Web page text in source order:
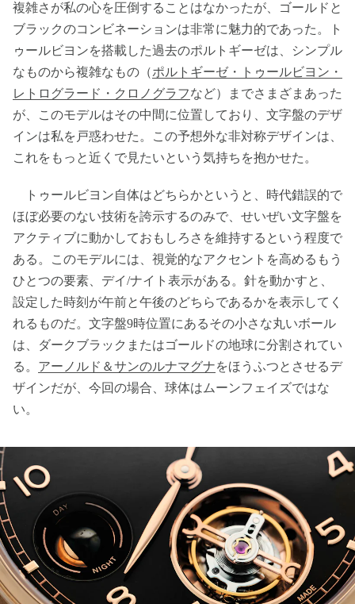
複雑さが私の心を圧倒することはなかったが、ゴールドと
ブラックのコンビネーションは非常に魅力的であった。ト
ゥールビヨンを搭載した過去のポルトギーゼは、シンプル
なものから複雑なもの（ポルトギーゼ・トゥールビヨン・
レトログラード・クロノグラフなど）までさまざまあった
が、このモデルはその中間に位置しており、文字盤のデザ
インは私を戸惑わせた。この予想外な非対称デザインは、
これをもっと近くで見たいという気持ちを抱かせた。
トゥールビヨン自体はどちらかというと、時代錯誤的で
ほぼ必要のない技術を誇示するのみで、せいぜい文字盤を
アクティブに動かしておもしろさを維持するという程度で
ある。このモデルには、視覚的なアクセントを高めるもう
ひとつの要素、デイ/ナイト表示がある。針を動かすと、
設定した時刻が午前と午後のどちらであるかを表示してく
れるものだ。文字盤9時位置にあるその小さな丸いボール
は、ダークブラックまたはゴールドの地球に分割されてい
る。 アーノルド＆サンのルナマグナをほうふつとさせるデ
ザインだが、今回の場合、球体はムーンフェイズではな
い。